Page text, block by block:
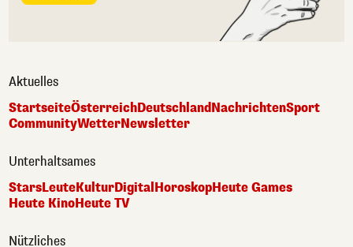
Aktuelles
StartseiteÖsterreichDeutschlandNachrichtenSport
CommunityWetterNewsletter
Unterhaltsames
StarsLeuteKulturDigital HoroskopHeute Games
Heute KinoHeute TV
Nützliches